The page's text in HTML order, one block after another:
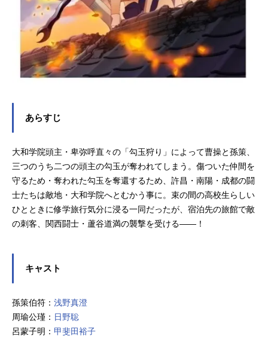
ュース：GENKOアニメーション制
作：Arms（アームス）製作：一騎当
千WWパートナーズ主題歌「Endless
Fighter...
あらすじ
大和学院頭主・卑弥呼直々の「勾玉狩り」によって曹操と孫策、
三つのうち二つの頭主の勾玉が奪われてしまう。傷ついた仲間を
守るため・奪われた勾玉を奪還するため、許昌・南陽・成都の闘
士たちは敵地・大和学院へとむかう事に。束の間の高校生らしい
ひとときに修学旅行気分に浸る一同だったが、宿泊先の旅館で敵
の刺客、関西闘士・蘆谷道満の襲撃を受ける――！
キャスト
孫策伯符： 浅野真澄
周瑜公瑾： 日野聡
呂蒙子明： 甲斐田裕子